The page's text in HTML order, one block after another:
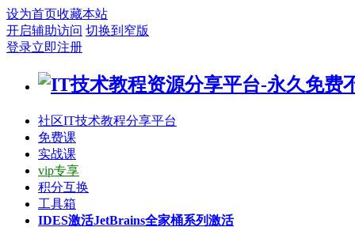
设为首页收藏本站
开启辅助访问 切换到窄版
登录立即注册
社区IT技术教程分享平台
免费课
实战课
vip专享
积分互换
工具箱
IDES激活JetBrains全家桶系列激活